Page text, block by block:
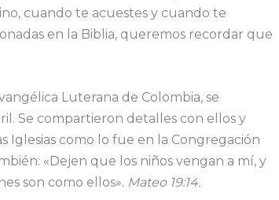
cuando te acuestes y cuando te
en la Biblia, queremos recordar que
Luterana de Colombia, se
Se compartieron detalles con ellos y
Iglesias como lo fue en la Congregación
«Dejen que los niños vengan a mí, y
son como ellos». Mateo 19:14.